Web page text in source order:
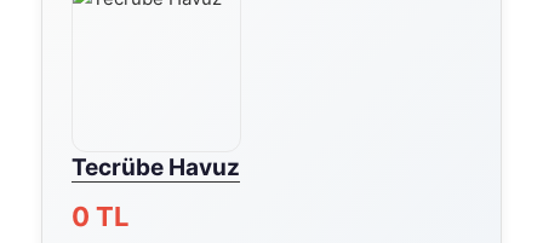
Tecrübe Havuz
0 TL